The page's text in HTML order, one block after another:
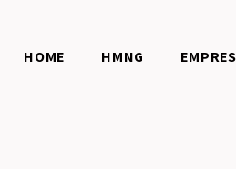
HOME HMNG